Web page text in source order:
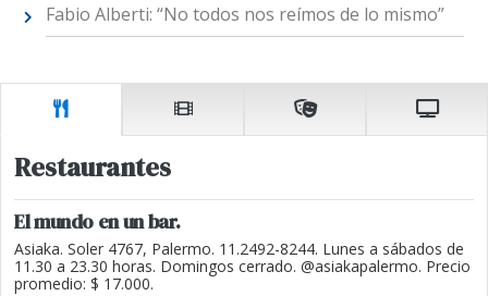
Fabio Alberti: “No todos nos reímos de lo mismo”
Restaurantes
El mundo en un bar.
Asiaka. Soler 4767, Palermo. 11.2492-8244. Lunes a sábados de
11.30 a 23.30 horas. Domingos cerrado. @asiakapalermo. Precio
promedio: $ 17.000.